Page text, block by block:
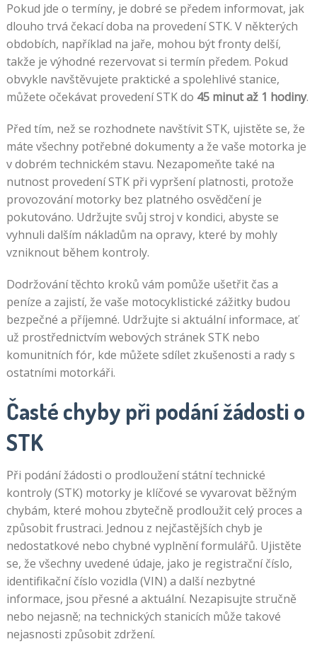
Pokud jde o termíny, je dobré se předem informovat, jak
dlouho trvá čekací doba na provedení STK. V některých
obdobích, například na jaře, mohou být fronty delší,
takže je výhodné rezervovat si termín předem. Pokud
obvykle navštěvujete praktické a spolehlivé stanice,
můžete očekávat provedení STK do 45 minut až 1 hodiny.
Před tím, než se rozhodnete navštívit STK, ujistěte se, že
máte všechny potřebné dokumenty a že vaše motorka je
v dobrém technickém stavu. Nezapomeňte také na
nutnost provedení STK při vypršení platnosti, protože
provozování motorky bez platného osvědčení je
pokutováno. Udržujte svůj stroj v kondici, abyste se
vyhnuli dalším nákladům na opravy, které by mohly
vzniknout během kontroly.
Dodržování těchto kroků vám pomůže ušetřit čas a
peníze a zajistí, že vaše motocyklistické zážitky budou
bezpečné a příjemné. Udržujte si aktuální informace, ať
už prostřednictvím webových stránek STK nebo
komunitních fór, kde můžete sdílet zkušenosti a rady s
ostatními motorkáři.
Časté chyby při podání žádosti o
STK
Při podání žádosti o prodloužení státní technické
kontroly (STK) motorky je klíčové se vyvarovat běžným
chybám, které mohou zbytečně prodloužit celý proces a
způsobit frustraci. Jednou z nejčastějších chyb je
nedostatkové nebo chybné vyplnění formulářů. Ujistěte
se, že všechny uvedené údaje, jako je registrační číslo,
identifikační číslo vozidla (VIN) a další nezbytné
informace, jsou přesné a aktuální. Nezapisujte stručně
nebo nejasně; na technických stanicích může takové
nejasnosti způsobit zdržení.